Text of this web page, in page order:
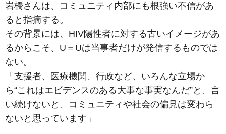
岩橋さんは、コミュニティ内部にも根強い不信があ
ると指摘する。
その背景には、HIV陽性者に対する古いイメージがあ
るからこそ、U＝Uは当事者だけが発信するものでは
ない。
「支援者、医療機関、行政など、いろんな立場か
ら“これはエビデンスのある大事な事実なんだ”と、言
い続けないと、コミュニティや社会の偏見は変わら
ないと思っています」